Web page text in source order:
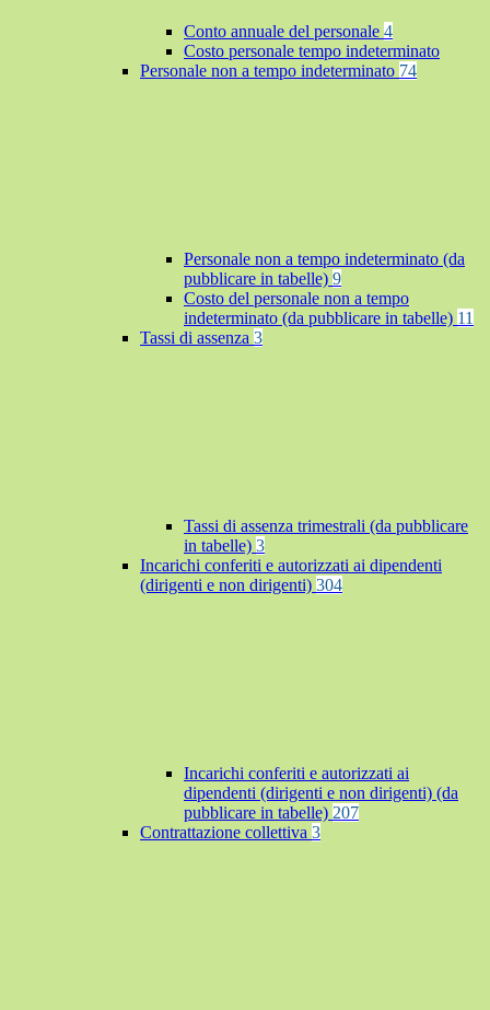
Conto annuale del personale 4
Costo personale tempo indeterminato
Personale non a tempo indeterminato 74
Personale non a tempo indeterminato (da
pubblicare in tabelle) 9
Costo del personale non a tempo
indeterminato (da pubblicare in tabelle) 11
Tassi di assenza 3
Tassi di assenza trimestrali (da pubblicare
in tabelle) 3
Incarichi conferiti e autorizzati ai dipendenti
(dirigenti e non dirigenti) 304
Incarichi conferiti e autorizzati ai
dipendenti (dirigenti e non dirigenti) (da
pubblicare in tabelle) 207
Contrattazione collettiva 3